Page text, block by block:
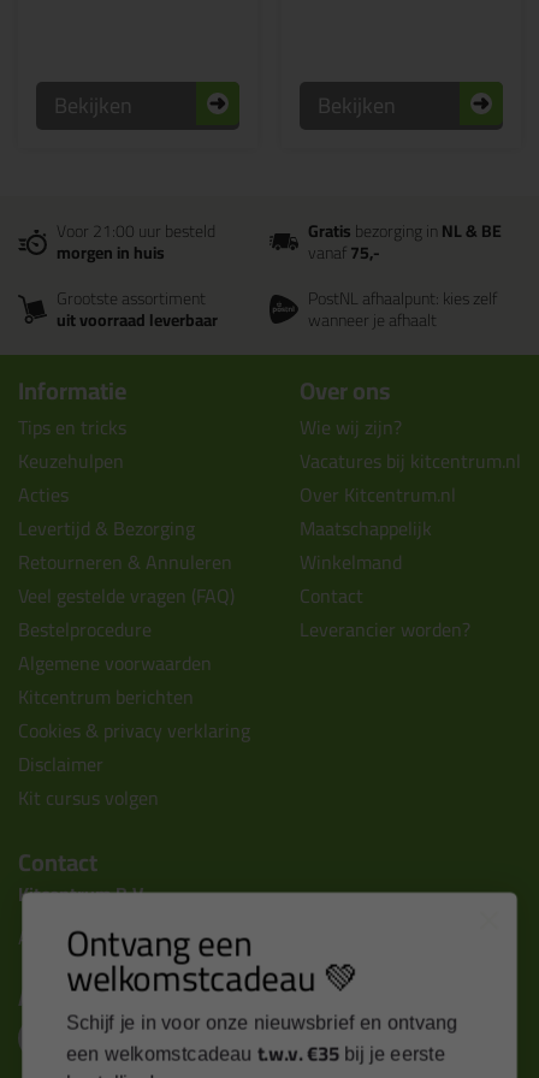
Bekijken Bekijken
Voor 21:00 uur besteld
morgen in huis
Gratisbezorging inNL & BE
vanaf75,-
Grootste assortiment
uit voorraad leverbaar
PostNL afhaalpunt: kies zelf
wanneer je afhaalt
Informatie
Tips en tricks
Keuzehulpen
Acties
Levertijd & Bezorging
Retourneren & Annuleren
Veel gestelde vragen (FAQ)
Bestelprocedure
Algemene voorwaarden
Kitcentrum berichten
Cookies & privacy verklaring
Disclaimer
Kit cursus volgen
Over ons
Wie wij zijn?
Vacatures bij kitcentrum.nl
Over Kitcentrum.nl
Maatschappelijk
Winkelmand
Contact
Leverancier worden?
Contact
Kitcentrum B.V.
Alle contactgegevens >
Altijd op de hoogte blijven?
Ontvang een
welkomstcadeau 💚
Schijf je in voor onze nieuwsbrief en ontvang
een welkomstcadeau t.w.v. €35 bij je eerste